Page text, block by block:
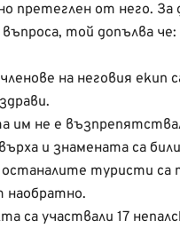
претеглен от него. За
той допълва че:
на неговия екип
им не е
и знамената са
туристи са
наобратно.
са участвали 17